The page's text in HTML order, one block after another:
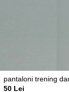
pantaloni trening
50 Lei